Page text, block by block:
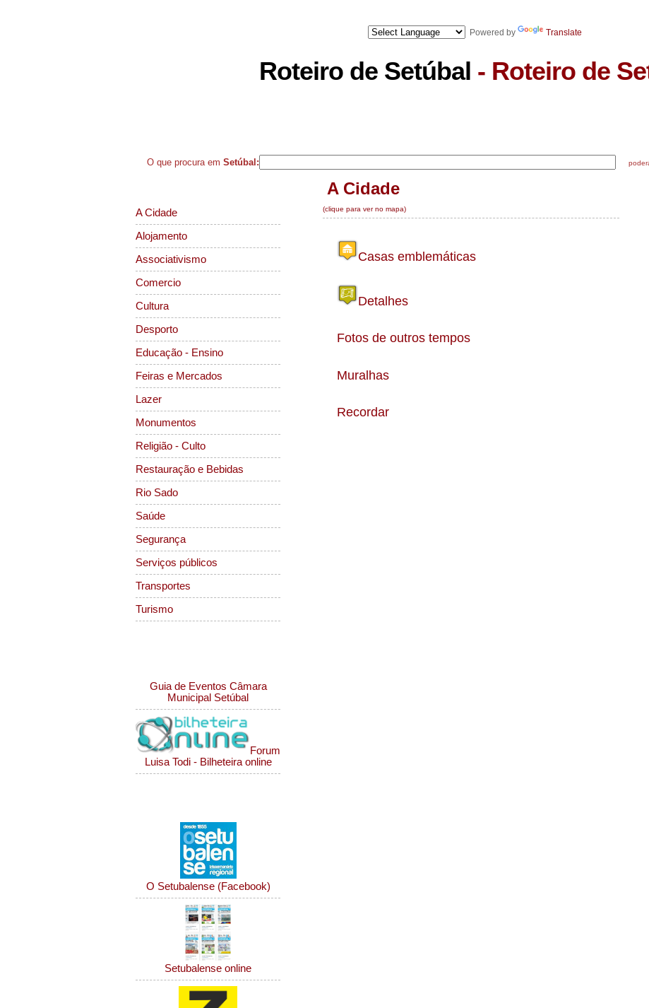
Powered by Translate
Roteiro de Setúbal - Roteiro de
O que procura em Setúbal: poderá
A Cidade
Alojamento
Associativismo
Comercio
Cultura
Desporto
Educação - Ensino
Feiras e Mercados
Lazer
Monumentos
Religião - Culto
Restauração e Bebidas
Rio Sado
Saúde
Segurança
Serviços públicos
Transportes
Turismo
Guia de Eventos Câmara
Municipal Setúbal
Forum
Luisa Todi - Bilheteira online
O Setubalense (Facebook)
Setubalense online
A Cidade
(clique para ver no mapa)
Casas emblemáticas
Detalhes
Fotos de outros tempos
Muralhas
Recordar